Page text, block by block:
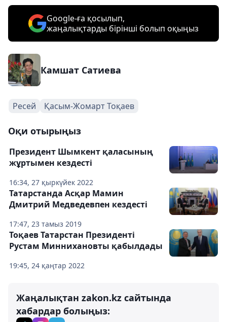
Google-ға қосылып,
жаңалықтарды бірінші болып оқыңыз
Камшат Сатиева
Ресей Қасым-Жомарт Тоқаев
Оқи отырыңыз
16:34, 27 қыркүйек 2022
Президент Шымкент қаласының
жұртымен кездесті
17:47, 23 тамыз 2019
Татарстанда Асқар Мамин
Дмитрий Медведевпен кездесті
19:45, 24 қаңтар 2022
Тоқаев Татарстан Президенті
Рустам Миннихановты қабылдады
Жаңалықтан zakon.kz сайтында
хабардар болыңыз: